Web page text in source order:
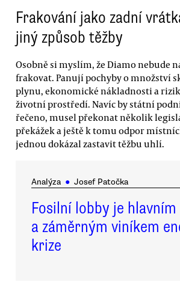
Frakování jako zadní
jiný způsob těžby
Osobně si myslím, že Diamo nebude
frakovat. Panují pochyby o množství
plynu, ekonomické nákladnosti a
životní prostředí. Navíc by státní
řečeno, musel překonat několik
překážek a ještě k tomu odpor
jednou dokázal zastavit těžbu uhlí.
Analýza ● Josef Patočka
Fosilní lobby je hlavním
a záměrným viníkem
krize